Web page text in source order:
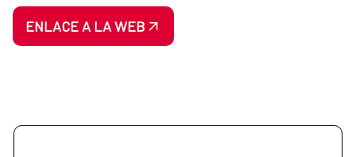
ENLACE A LA WEB